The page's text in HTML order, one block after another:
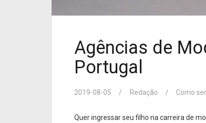
Agências de
Portugal
2019-08-05 Redação Como
Quer ingressar seu filho na carreira de